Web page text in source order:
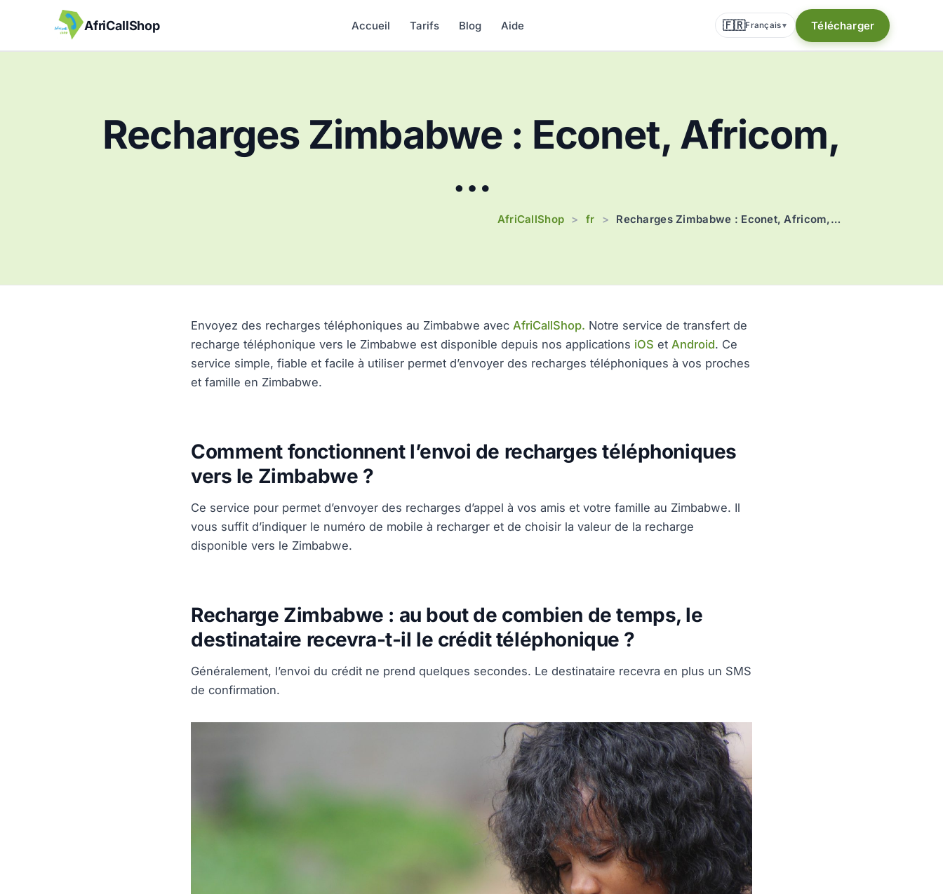
AfriCallShop Accueil Tarifs Blog Aide 🇫🇷Français▾ Télécharger
Recharges Zimbabwe : Econet, Africom,
…
AfriCallShop > fr > Recharges Zimbabwe : Econet, Africom,…
Envoyez des recharges téléphoniques au Zimbabwe avec AfriCallShop. Notre service de transfert de
recharge téléphonique vers le Zimbabwe est disponible depuis nos applications iOS et Android. Ce
service simple, fiable et facile à utiliser permet d’envoyer des recharges téléphoniques à vos proches
et famille en Zimbabwe.
Comment fonctionnent l’envoi de recharges téléphoniques
vers le Zimbabwe ?
Ce service pour permet d’envoyer des recharges d’appel à vos amis et votre famille au Zimbabwe. Il
vous suffit d’indiquer le numéro de mobile à recharger et de choisir la valeur de la recharge
disponible vers le Zimbabwe.
Recharge Zimbabwe : au bout de combien de temps, le
destinataire recevra-t-il le crédit téléphonique ?
Généralement, l’envoi du crédit ne prend quelques secondes. Le destinataire recevra en plus un SMS
de confirmation.